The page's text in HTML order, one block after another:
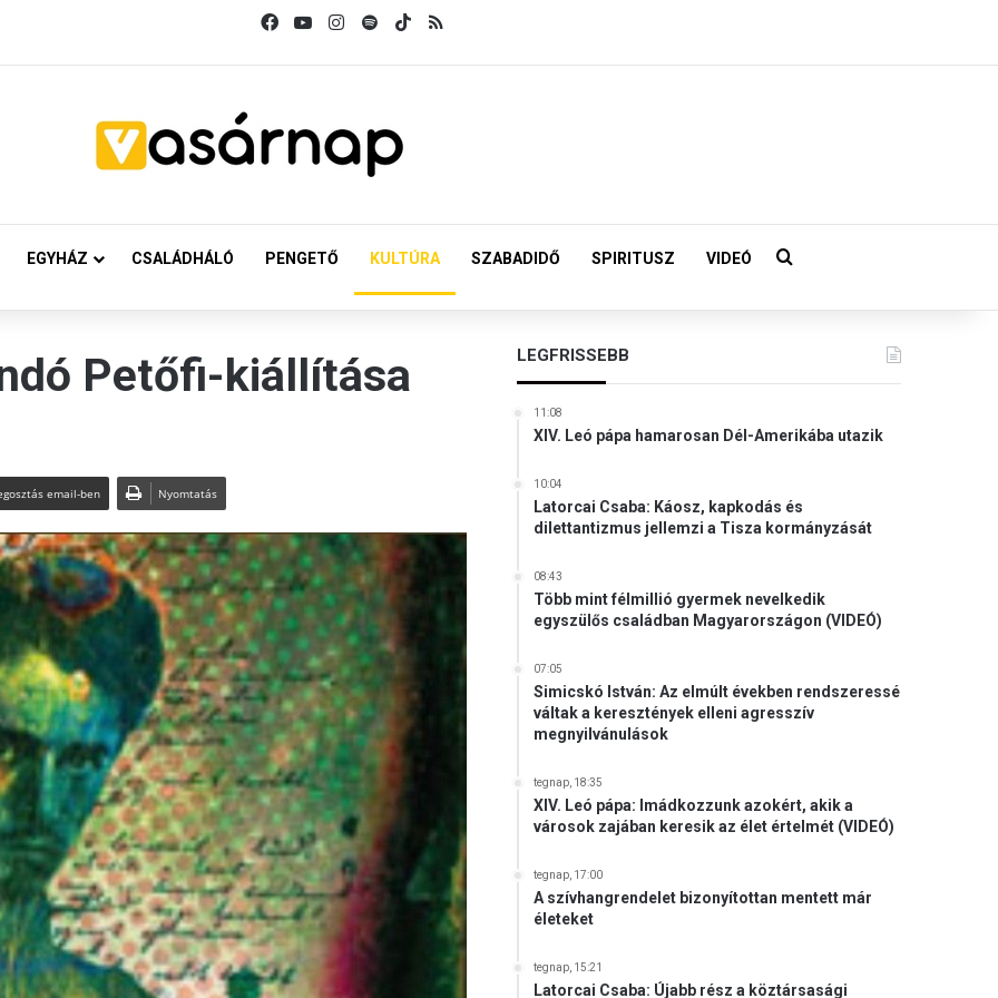
FacebookYouTubeInstagram
SpotifyTikTok
EGYHÁZ CSALÁDHÁLÓ PENGETŐ KULTÚRA SZABADIDŐ SPIRITUSZ VIDEÓ Keresés:
Petőfi-kiállítása
email-ben Nyomtatás
LEGFRISSEBB
11:08
XIV. Leó pápa hamarosan Dél-Amerikába utazik
10:04
Latorcai Csaba: Káosz, kapkodás és
dilettantizmus jellemzi a Tisza kormányzását
08:43
Több mint félmillió gyermek nevelkedik
egyszülős családban Magyarországon (VIDEÓ)
07:05
Simicskó István: Az elmúlt években rendszeressé
váltak a keresztények elleni agresszív
megnyilvánulások
tegnap, 18:35
XIV. Leó pápa: Imádkozzunk azokért, akik a
városok zajában keresik az élet értelmét (VIDEÓ)
tegnap, 17:00
A szívhangrendelet bizonyítottan mentett már
életeket
tegnap, 15:21
Latorcai Csaba: Újabb rész a köztársasági